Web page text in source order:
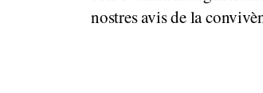
nostres avis de la